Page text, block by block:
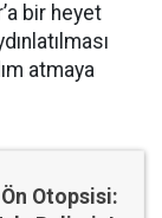
bir heyet
atmaya
Ön Otopsisi: